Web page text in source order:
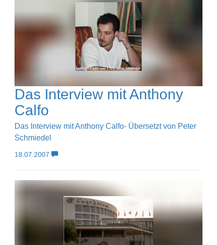
Das Interview mit Anthony
Calfo
Das Interview mit Anthony Calfo- Übersetzt von Peter
Schmiedel
18.07.2007